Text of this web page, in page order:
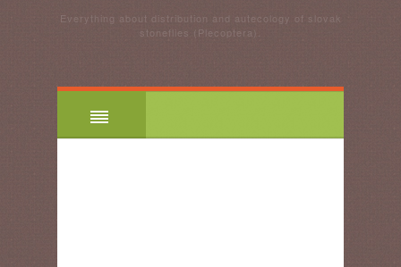
Everything about distribution and autecology of slovak
stoneflies (Plecoptera).